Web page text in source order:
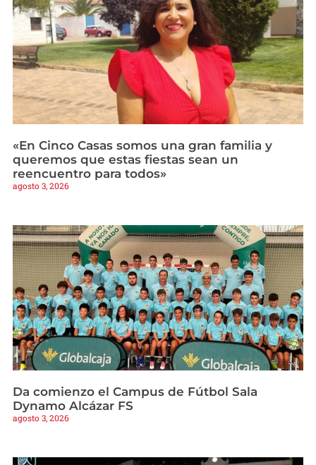
«En Cinco Casas somos una gran familia y
queremos que estas fiestas sean un
reencuentro para todos»
agosto 3, 2026
Da comienzo el Campus de Fútbol Sala
Dynamo Alcázar FS
agosto 3, 2026